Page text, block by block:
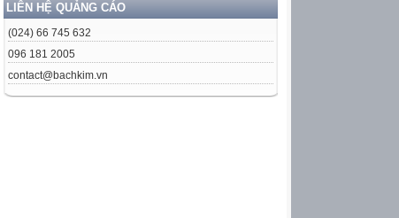
LIÊN HỆ QUẢNG CÁO
(024) 66 745 632
096 181 2005
contact@bachkim.vn